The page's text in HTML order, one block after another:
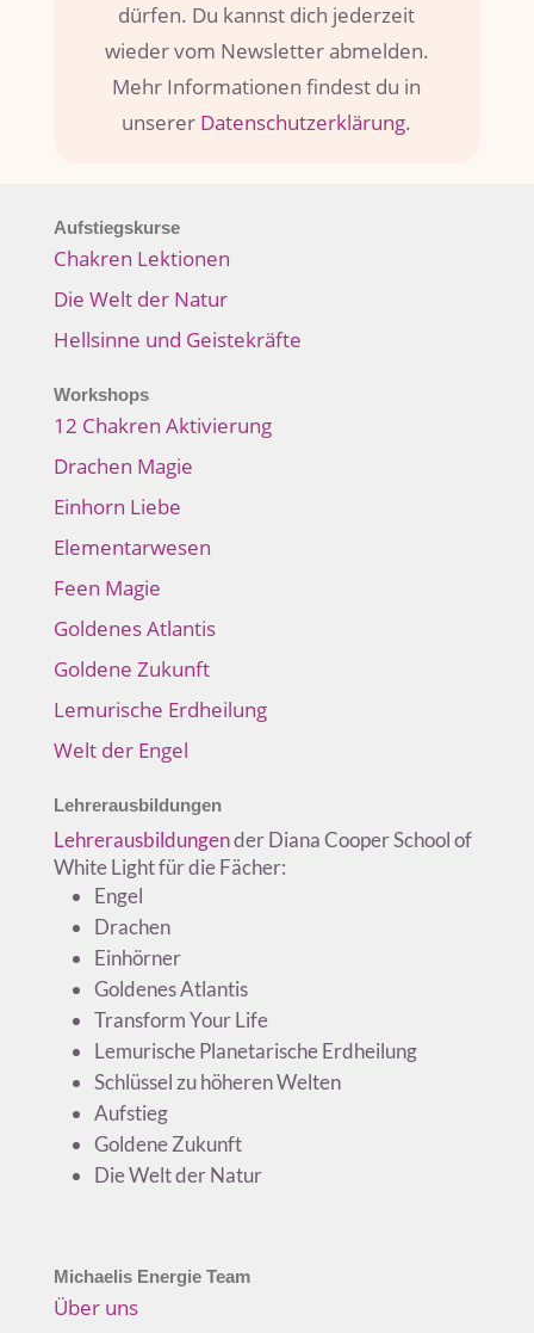
dürfen. Du kannst dich jederzeit
wieder vom Newsletter abmelden.
Mehr Informationen findest du in
unserer Datenschutzerklärung.
Aufstiegskurse
Chakren Lektionen
Die Welt der Natur
Hellsinne und Geistekräfte
Workshops
12 Chakren Aktivierung
Drachen Magie
Einhorn Liebe
Elementarwesen
Feen Magie
Goldenes Atlantis
Goldene Zukunft
Lemurische Erdheilung
Welt der Engel
Lehrerausbildungen
Lehrerausbildungender Diana Cooper School of
White Light für die Fächer:
Engel
Drachen
Einhörner
Goldenes Atlantis
Transform Your Life
Lemurische Planetarische Erdheilung
Schlüssel zu höheren Welten
Aufstieg
Goldene Zukunft
Die Welt der Natur
Michaelis Energie Team
Über uns